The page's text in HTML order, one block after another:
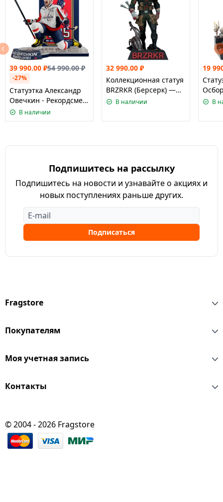
39 990.00 ₽54 990.00₽
-27%
Cтатуэтка Александр
Овечкин - Рекордсмен
по голам НХЛ от
МакФарлейн/
В наличии
32 990.00 ₽
Коллекционная статуя
BRZRKR (Берсерк) —
Масштаб 1:10,
издание МакФарлейн/
В наличии
19
1:10
В
Подпишитесь на рассылку
Подпишитесь на новости и узнавайте о акциях и
новых поступлениях раньше других.
Подписаться
Fragstore
Покупателям
Моя учетная запись
Контакты
© 2004 - 2026 Fragstore